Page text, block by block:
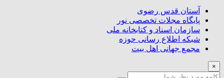
آستان قدس رضوی
پایگاه مجلات تخصصی نور
سازمان اسناد و کتابخانه ملی
شبکه اطلاع رسانی حوزه
مجمع جهانی اهل بیت
×